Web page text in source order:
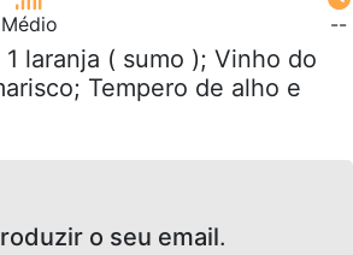
Médio --
laranja ( sumo ); Vinho do
Tempero de alho e
o seu email.